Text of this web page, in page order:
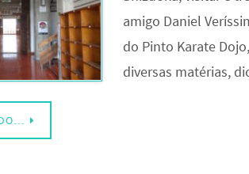
amigo Daniel
do Pinto Karate
diversas matérias,